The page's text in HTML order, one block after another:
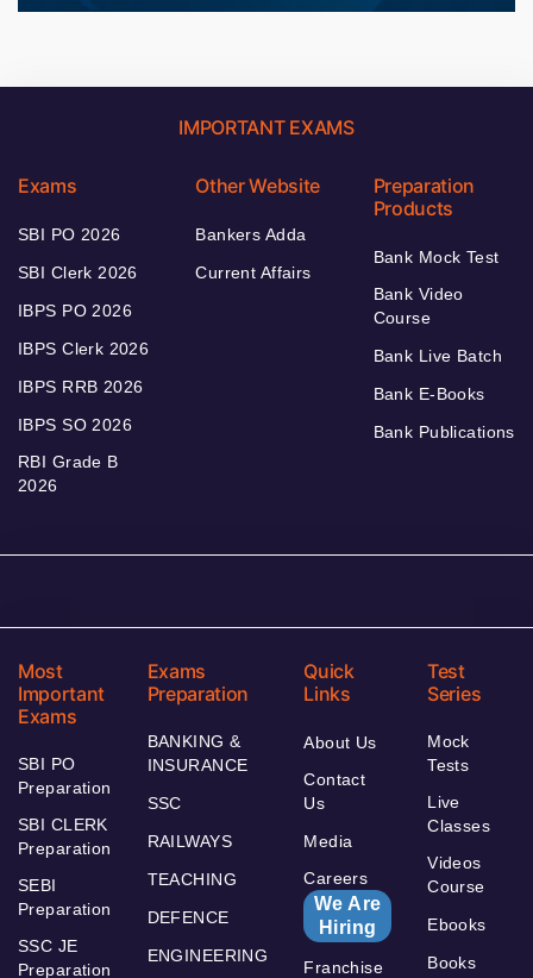
IMPORTANT EXAMS
Exams
SBI PO 2026
SBI Clerk 2026
IBPS PO 2026
IBPS Clerk 2026
IBPS RRB 2026
IBPS SO 2026
RBI Grade B
2026
Other Website
Bankers Adda
Current Affairs
Preparation
Products
Bank Mock Test
Bank Video
Course
Bank Live Batch
Bank E-Books
Bank Publications
Most
Important
Exams
SBI PO
Preparation
SBI CLERK
Preparation
SEBI
Preparation
SSC JE
Preparation
Exams
Preparation
BANKING &
INSURANCE
SSC
RAILWAYS
TEACHING
DEFENCE
ENGINEERING
Quick
Links
About Us
Contact
Us
Media
Careers
We Are
Hiring
Franchise
Test
Series
Mock
Tests
Live
Classes
Videos
Course
Ebooks
Books